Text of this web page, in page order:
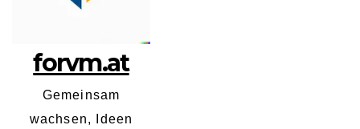
forvm.at
Gemeinsam
wachsen, Ideen